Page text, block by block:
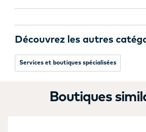
Découvrez les autres
Services et boutiques spécialisées
Boutiques